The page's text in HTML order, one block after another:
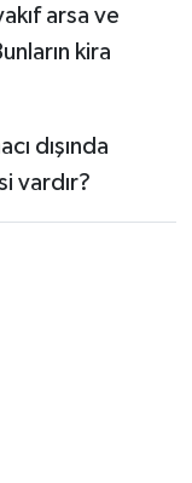
arsa ve
kira
dışında
vardır?